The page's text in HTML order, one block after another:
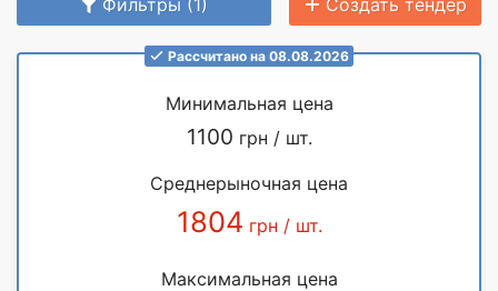
Рассчитано на 08.08.2026
Минимальная цена
1100 грн / шт.
Среднерыночная цена
1804 грн / шт.
Максимальная цена